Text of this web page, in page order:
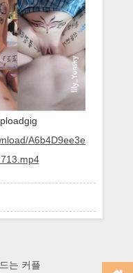
A6b4D9ee3e
는 커플